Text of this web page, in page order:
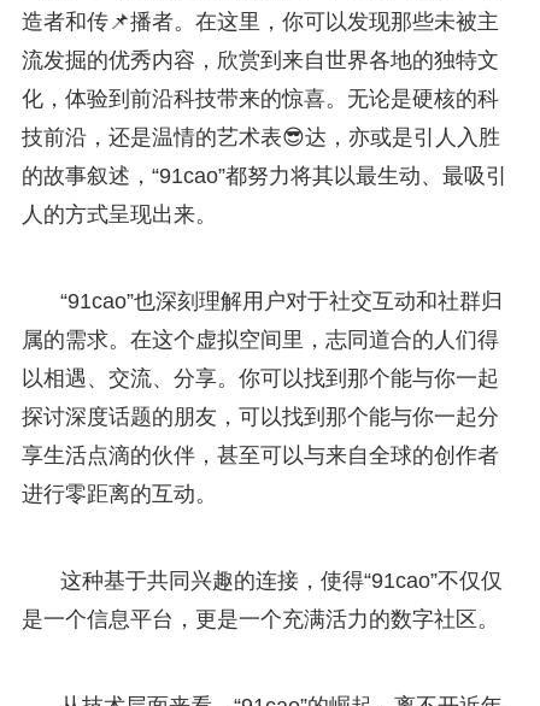
造者和传📌播者。在这里，你可以发现那些未被主
流发掘的优秀内容，欣赏到来自世界各地的独特文
化，体验到前沿科技带来的惊喜。无论是硬核的科
技前沿，还是温情的艺术表😎达，亦或是引人入胜
的故事叙述，“91cao”都努力将其以最生动、最吸引
人的方式呈现出来。
“91cao”也深刻理解用户对于社交互动和社群归
属的需求。在这个虚拟空间里，志同道合的人们得
以相遇、交流、分享。你可以找到那个能与你一起
探讨深度话题的朋友，可以找到那个能与你一起分
享生活点滴的伙伴，甚至可以与来自全球的创作者
进行零距离的互动。
这种基于共同兴趣的连接，使得“91cao”不仅仅
是一个信息平台，更是一个充满活力的数字社区。